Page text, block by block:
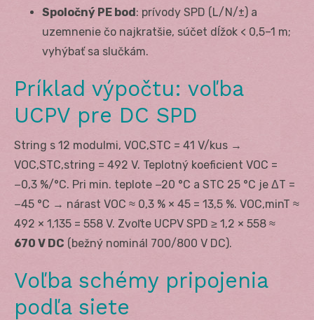
Spoločný PE bod: prívody SPD (L/N/±) a
uzemnenie čo najkratšie, súčet dĺžok < 0,5–1 m;
vyhýbať sa slučkám.
Príklad výpočtu: voľba
UCPV pre DC SPD
String s 12 modulmi, VOC,STC = 41 V/kus →
VOC,STC,string = 492 V. Teplotný koeficient VOC =
−0,3 %/°C. Pri min. teplote −20 °C a STC 25 °C je ΔT =
−45 °C → nárast VOC ≈ 0,3 % × 45 = 13,5 %. VOC,minT ≈
492 × 1,135 = 558 V. Zvoľte UCPV SPD ≥ 1,2 × 558 ≈
670 V DC (bežný nominál 700/800 V DC).
Voľba schémy pripojenia
podľa siete